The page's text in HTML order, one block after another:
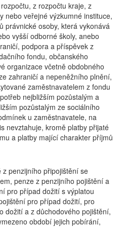
z rozpočtu kraje, z
nebo veřejné výzkumné instituce,
právnické osoby, která vykonává
vyšší odborné školy, anebo
podpora a příspěvek z
fondu, občanského
organizace včetně obdobného
zahraničí a nepeněžního plnění,
zaměstnavatelem z fondu
nejbližším pozůstalým a
pozůstalým ze sociálního
u zaměstnavatele, na
nevztahuje, kromě platby přijaté
a platby mající charakter příjmů
z penzijního připojištění se
penze z penzijního pojištění a
pro případ dožití s výplatou
pro případ dožití, pro
dožití a z důchodového pojištění,
období jejich pobírání,